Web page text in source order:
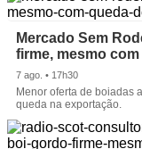
Mercado Sem
firme, mesmo
7 ago. • 17h30
Menor oferta de boiadas
queda na exportação.